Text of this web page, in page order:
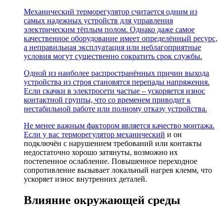
Механический терморегулятор считается одним из
самых надежных устройств для управления
электрическим тёплым полом. Однако даже самое
качественное оборудование имеет определённый ресурс,
а неправильная эксплуатация или неблагоприятные
условия могут существенно сократить срок службы.
Одной из наиболее распространённых причин выхода
устройства из строя становятся перепады напряжения.
Если скачки в электросети частые – ускоряется износ
контактной группы, что со временем приводит к
нестабильной работе или полному отказу устройства.
Не менее важным фактором является качество монтажа.
Если у вас терморегулятор механический и он
подключён с нарушением требований или контакты
недостаточно хорошо затянуты, возможно их
постепенное ослабление. Повышенное переходное
сопротивление вызывает локальный нагрев клемм, что
ускоряет износ внутренних деталей.
Влияние окружающей среды